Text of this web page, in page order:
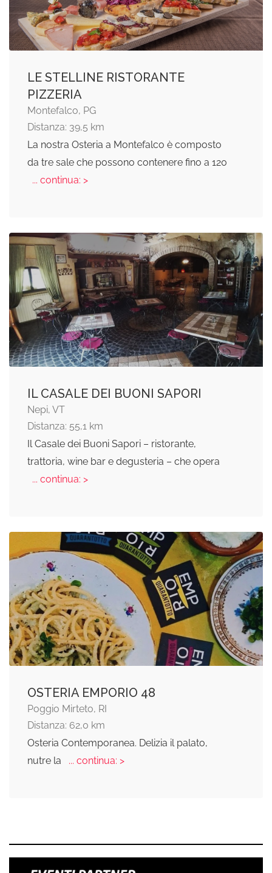
LE STELLINE RISTORANTE
PIZZERIA
Montefalco, PG
Distanza: 39,5 km
La nostra Osteria a Montefalco è composto
da tre sale che possono contenere fino a 120
... continua: >
IL CASALE DEI BUONI SAPORI
Nepi, VT
Distanza: 55,1 km
Il Casale dei Buoni Sapori – ristorante,
trattoria, wine bar e degusteria – che opera
... continua: >
OSTERIA EMPORIO 48
Poggio Mirteto, RI
Distanza: 62,0 km
Osteria Contemporanea. Delizia il palato,
nutre la
... continua: >